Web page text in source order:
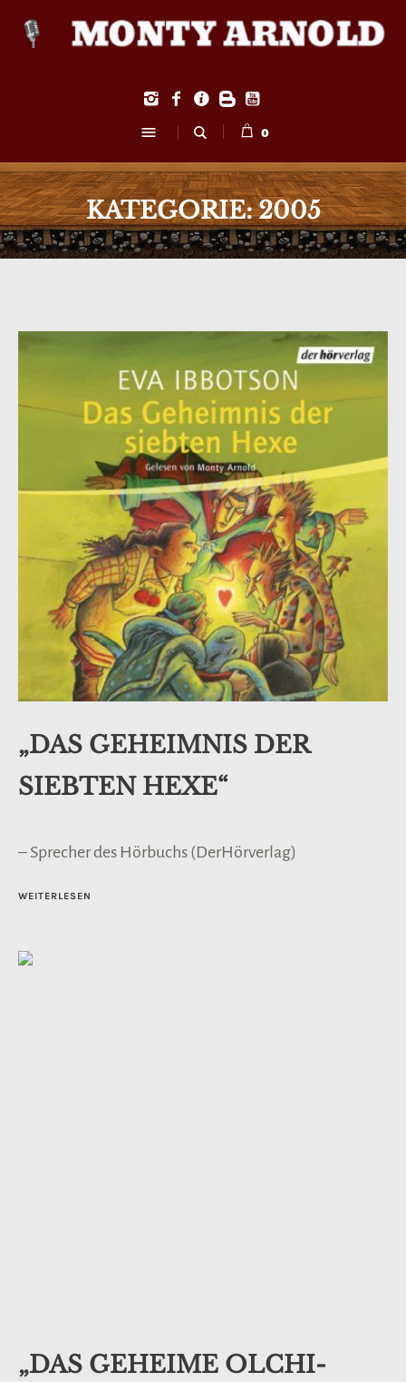
0
KATEGORIE:2005
„DAS GEHEIMNIS DER
SIEBTEN HEXE“
– Sprecher des Hörbuchs (DerHörverlag)
WEITERLESEN
„DAS GEHEIME OLCHI-